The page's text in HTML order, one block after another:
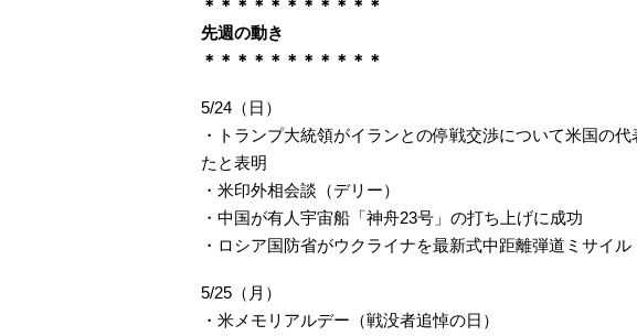
＊＊＊＊＊＊＊＊＊＊＊
先週の動き
＊＊＊＊＊＊＊＊＊＊＊
5/24（日）
・トランプ大統領がイランとの停戦交渉について米国の
たと表明
・米印外相会談（デリー）
・中国が有人宇宙船「神舟23号」の打ち上げに成功
・ロシア国防省がウクライナを最新式中距離弾道ミサイ
5/25（月）
・米メモリアルデー（戦没者追悼の日）